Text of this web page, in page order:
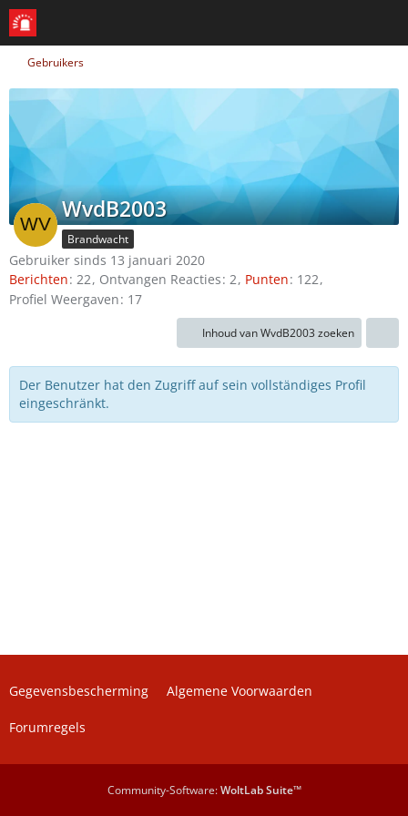
Gebruikers
WvdB2003
Brandwacht
Gebruiker sinds 13 januari 2020
Berichten 22 Ontvangen Reacties 2 Punten 122
Profiel Weergaven 17
Inhoud van WvdB2003 zoeken
Der Benutzer hat den Zugriff auf sein vollständiges Profil
eingeschränkt.
Gegevensbescherming Algemene Voorwaarden
Forumregels
Community-Software:WoltLab Suite™